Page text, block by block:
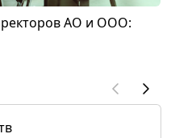
АО и ООО: